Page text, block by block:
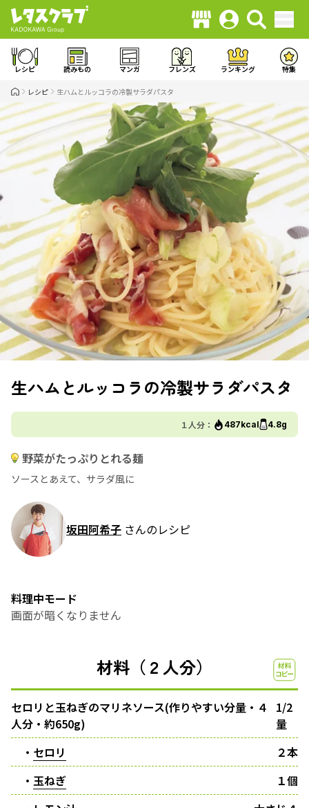
レシピ 読みもの マンガ フレンズ ランキング 特集
レシピ 生ハムとルッコラの冷製サラダパスタ
生ハムとルッコラの冷製サラダパスタ
１人分： 487kcal 4.8g
野菜がたっぷりとれる麺
ソースとあえて、サラダ風に
坂田阿希子 さんのレシピ
料理中モード
画面が暗くなりません
材料（２人分）
セロリと玉ねぎのマリネソース(作りやすい分量・４
人分・約650g)
1/2
量
・ セロリ
２本
・ 玉ねぎ
１個